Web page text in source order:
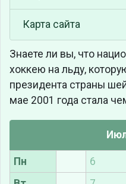
Карта сайта
Знаете ли вы, что
хоккею на льду,
президента страны
мае 2001 года стала
Пн 6